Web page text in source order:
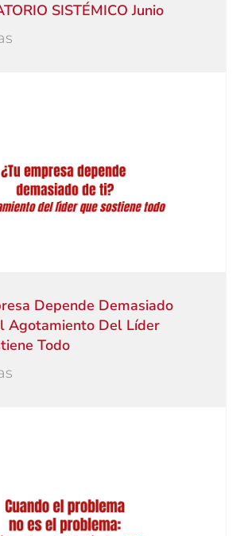
SISTÉMICO Junio
Depende Demasiado
Agotamiento Del Líder
Todo